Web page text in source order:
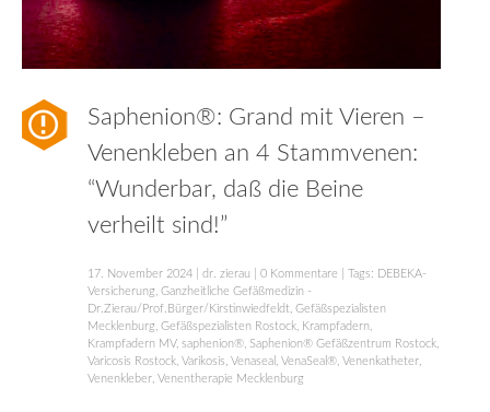
Saphenion®: Grand mit Vieren –
Venenkleben an 4 Stammvenen:
“Wunderbar, daß die Beine
verheilt sind!”
17. November 2024 dr. zierau 0 Kommentare | Tags: DEBEKA-
Versicherung Ganzheitliche Gefäßmedizin -
Dr.Zierau/Prof.Bürger/Kirstinwiedfeldt Gefäßspezialisten
Mecklenburg Gefäßspezialisten Rostock Krampfadern
Krampfadern MV, saphenion® Saphenion® Gefäßzentrum Rostock
Varicosis Rostock Varikosis Venaseal VenaSeal® Venenkatheter
Venenkleber Venentherapie Mecklenburg